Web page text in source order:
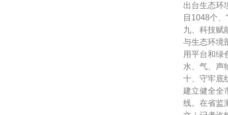
出台生态环
目1048个
九、科技赋
与生态环境
用平台和绿
水、气、声
十、守牢底
建立健全全
线。在省监